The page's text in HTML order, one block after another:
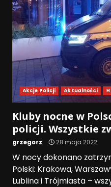
Akcje Policji Aktualności
Kluby nocne w
policji. Wszystkie
grzegorz 28 maja 2022
W nocy dokonano
Polski: Krakowa,
Lublina i Trójmiasta –